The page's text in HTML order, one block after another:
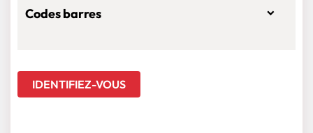
Codes barres
IDENTIFIEZ-VOUS